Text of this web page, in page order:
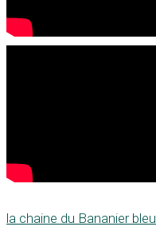
la chaine du Bananier bleu